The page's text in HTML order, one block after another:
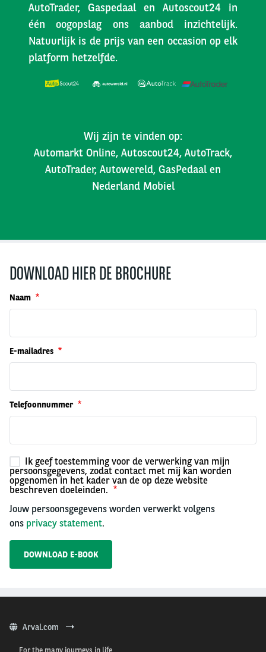
AutoTrader, Gaspedaal en Autoscout24 in
één oogopslag ons aanbod inzichtelijk.
Natuurlijk is de prijs van een occasion op elk
platform hetzelfde.
Wij zijn te vinden op:
Automarkt Online, Autoscout24, AutoTrack,
AutoTrader, Autowereld, GasPedaal en
Nederland Mobiel
DOWNLOAD HIER DE BROCHURE
Naam
E-mailadres
Telefoonnummer
Ik geef toestemming voor de verwerking van mijn
persoonsgegevens, zodat contact met mij kan worden
opgenomen in het kader van de op deze website
beschreven doeleinden.
Jouw persoonsgegevens worden verwerkt volgens
ons privacy statement.
Arval.com
For the many journeys in life